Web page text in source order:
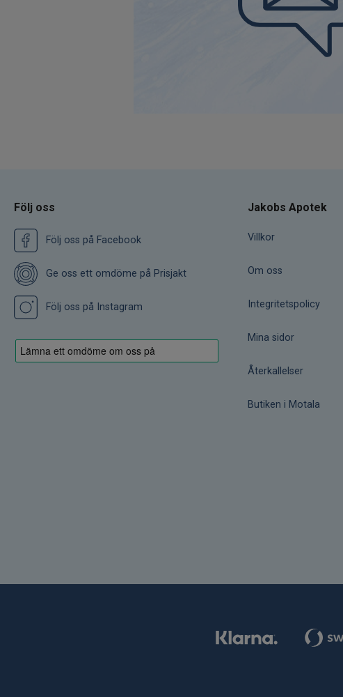
Följ oss
Följ oss på Facebook
Ge oss ett omdöme på Prisjakt
Följ oss på Instagram
Jakobs Apotek
Villkor
Om oss
Integritetspolicy
Mina sidor
Återkallelser
Butiken i Motala